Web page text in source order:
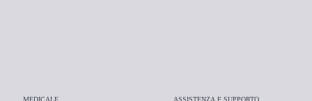
MEDICALE ASSISTENZA E SUPPORTO